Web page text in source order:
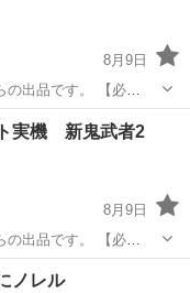
8月9日
品です。 【必
必ず店頭での決済が
の慶次
実機 新鬼武者2
8月9日
品です。 【必
必ず店頭での決済が
者2
ノレル